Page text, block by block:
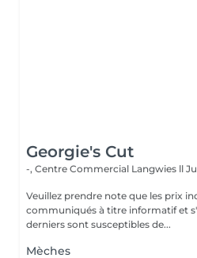
Georgie's Cut
-, Centre Commercial Langwies ll
Veuillez prendre note que les prix
communiqués à titre informatif et
derniers sont susceptibles de...
Mèches